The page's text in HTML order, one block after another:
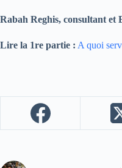
Rabah Reghis, consultant et
Lire la 1re partie : A quoi